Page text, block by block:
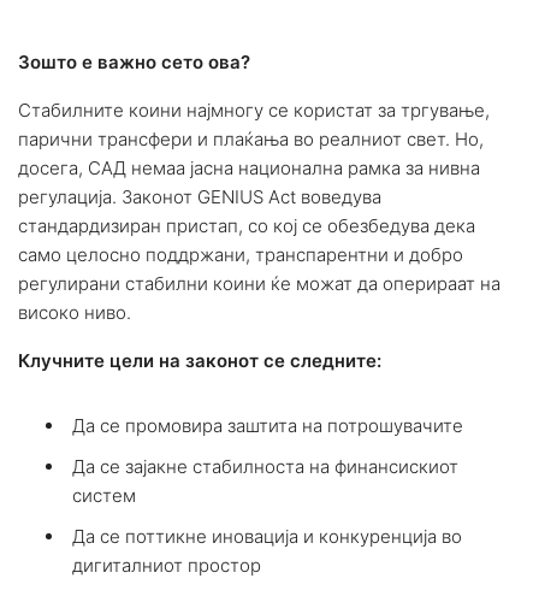
Зошто е важно сето ова?
Стабилните коини најмногу се користат за тргување,
парични трансфери и плаќања во реалниот свет. Но,
досега, САД немаа јасна национална рамка за нивна
регулација. Законот GENIUS Act воведува
стандардизиран пристап, со кој се обезбедува дека
само целосно поддржани, транспарентни и добро
регулирани стабилни коини ќе можат да оперираат на
високо ниво.
Клучните цели на законот се следните:
Да се промовира заштита на потрошувачите
Да се зајакне стабилноста на финансискиот
систем
Да се поттикне иновација и конкуренција во
дигиталниот простор